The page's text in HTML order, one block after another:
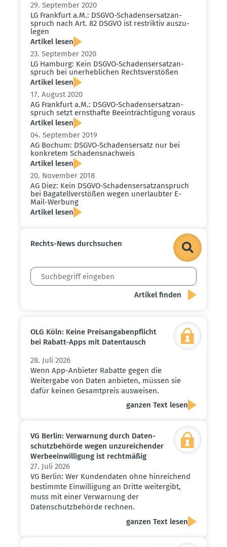
29. September 2020
LG Frankfurt a.M.: DSGVO-Schadens­er­satz­an­
spruch nach Art. 82 DSGVO ist restriktiv auszu­
legen
Artikel lesen
23. September 2020
LG Hamburg: Kein DSGVO-Schadens­er­satz­an­
spruch bei unerheb­lichen Rechts­ver­stößen
Artikel lesen
17. August 2020
AG Frankfurt a.M.: DSGVO-Schadens­er­satz­an­
spruch setzt ernst­hafte Beein­träch­tigung voraus
Artikel lesen
04. September 2019
AG Bochum: DSGVO-Schadens­ersatz nur bei
konkretem Schadens­nachweis
Artikel lesen
20. November 2018
AG Diez: Kein DSGVO-Schadens­er­satz­an­spruch
bei Bagatell­ver­stößen wegen unerlaubter E-
Mail-Werbung
Artikel lesen
Rechts-News durch­suchen
OLG Köln: Keine Preis­an­ga­ben­pflicht
bei Rabatt-Apps mit Daten­tausch
28. Juli 2026
Wenn App-Anbieter Rabatte gegen die
Weitergabe von Daten anbieten, müssen sie
dafür keinen Gesamtpreis ausweisen.
ganzen Text lesen
VG Berlin: Verwarnung durch Daten­
schutz­be­hörde wegen unzurei­chender
Werbe­ein­wil­ligung ist recht­mäßig
27. Juli 2026
VG Berlin: Wer Kundendaten ohne hinreichend
bestimmte Einwilligung an Dritte weitergibt,
muss mit einer Verwarnung der
Datenschutzbehörde rechnen.
ganzen Text lesen